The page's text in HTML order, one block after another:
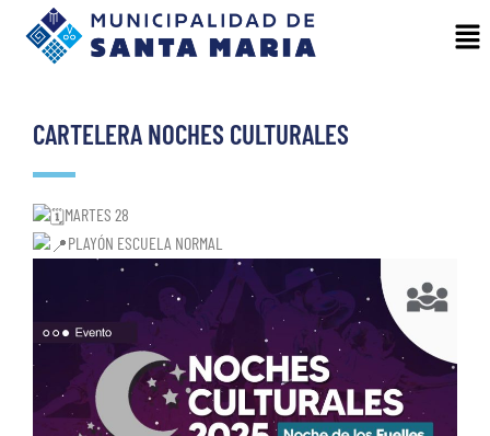
CARTELERA NOCHES CULTURALES
MARTES 28
PLAYÓN ESCUELA NORMAL